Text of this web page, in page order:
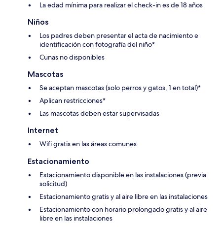
La edad mínima para realizar el check-in es de 18 años
Niños
Los padres deben presentar el acta de nacimiento e
identificación con fotografía del niño*
Cunas no disponibles
Mascotas
Se aceptan mascotas (solo perros y gatos, 1 en total)*
Aplican restricciones*
Las mascotas deben estar supervisadas
Internet
Wifi gratis en las áreas comunes
Estacionamiento
Estacionamiento disponible en las instalaciones (previa
solicitud)
Estacionamiento gratis y al aire libre en las instalaciones
Estacionamiento con horario prolongado gratis y al aire
libre en las instalaciones